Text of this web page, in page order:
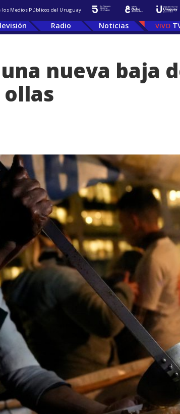
los Medios Públicos del Uruguay
Radio Noticias
nueva baja
ollas